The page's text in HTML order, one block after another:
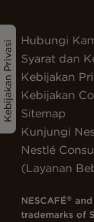
Kebijakan Privasi Hubungi
Syarat dan
Kebijakan
Kebijakan
Sitemap
Kunjungi
Nestlé
(Layanan
NESCAFÉ® and
trademarks of